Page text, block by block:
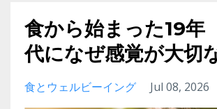
食から始まった19年
代になぜ感覚が大切
食とウェルビーイング Jul 08, 2026